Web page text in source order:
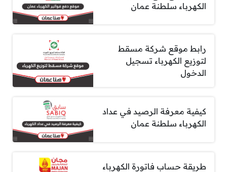
الكهرباء سلطنة عمان
رابط موقع شركة مسقط
لتوزيع الكهرباء تسجيل
الدخول
كيفية معرفة الرصيد في عداد
الكهرباء سلطنة عمان
طريقة حساب فاتورة الكهرباء